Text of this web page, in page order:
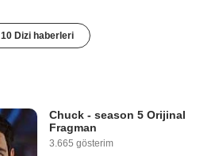
10 Dizi haberleri
Chuck - season 5 Orijinal
Fragman
3.665 gösterim